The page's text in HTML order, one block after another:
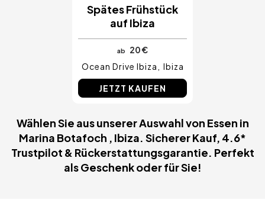
Spätes Frühstück
auf Ibiza
ab
20 €
Ocean Drive Ibiza
Ibiza
JETZT KAUFEN
Wählen Sie aus unserer Auswahl von Essen in
Marina Botafoch , Ibiza. Sicherer Kauf, 4.6*
Trustpilot & Rückerstattungsgarantie. Perfekt
als Geschenk oder für Sie!